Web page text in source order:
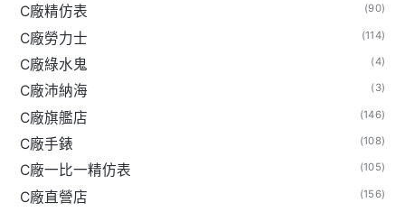
C廠精仿表 (90)
C廠勞力士 (114)
C廠綠水鬼 (4)
C廠沛納海 (3)
C廠旗艦店 (146)
C廠手錶 (108)
C廠一比一精仿表 (105)
C廠直營店 (156)